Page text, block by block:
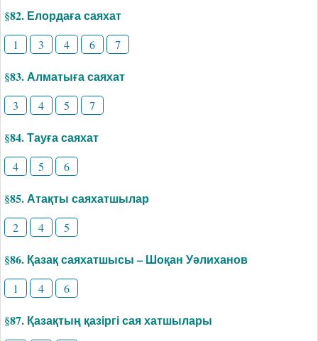
§82. Елордаға саяхат
1 3 4 6 7
§83. Алматыға саяхат
3 4 5 7
§84. Тауға саяхат
4 5 6
§85. Атақты саяхатшылар
2 4 5
§86. Қазақ саяхатшысы – Шоқан Уәлиханов
1 4 6
§87. Қазақтың қазіргі сая хатшылары